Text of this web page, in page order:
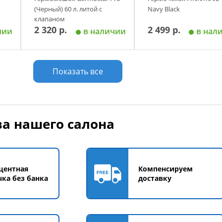
(Черный) 60 л. литой с
клапаном
2 320 р. в наличии
Добавить в корзину
Navy Black
2 499 р. в
Показать все
нашего салона
без банка
Компенсируем
доставку